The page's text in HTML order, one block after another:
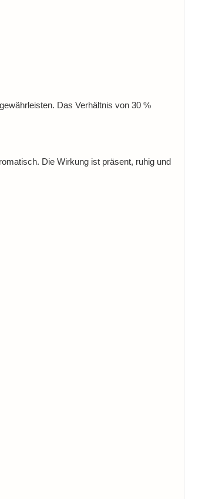
Das Verhältnis von 30 %
Die Wirkung ist präsent, ruhig und